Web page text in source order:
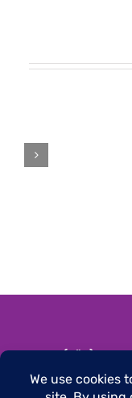
מדיניות
הנפש (ע"ר)